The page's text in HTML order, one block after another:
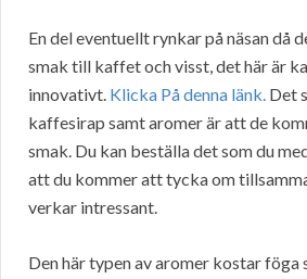
En del eventuellt rynkar på näsan då
smak till kaffet och visst, det här är
innovativt. Klicka På denna länk. Det
kaffesirap samt aromer är att de
smak. Du kan beställa det som du
att du kommer att tycka om
verkar intressant.
Den här typen av aromer kostar föga